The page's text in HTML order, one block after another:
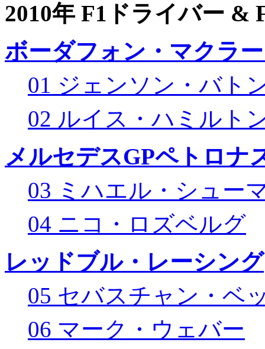
2010年 F1ドライバー &
ボーダフォン・マクラ
01 ジェンソン・バト
02 ルイス・ハミルト
メルセデスGPペトロナ
03 ミハエル・シュー
04 ニコ・ロズベルグ
レッドブル・レーシング
05 セバスチャン・ベ
06 マーク・ウェバー